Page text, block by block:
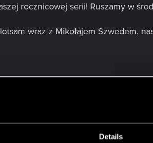
Details
rocznicowej serii! Ruszamy w
wraz z Mikołajem Szwedem,
Królów już trwa! Dołącz do nas na